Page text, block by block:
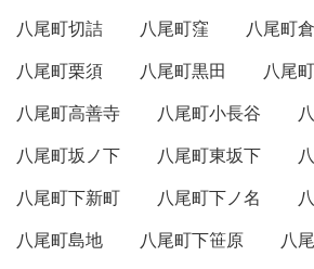
八尾町切詰
八尾町窪
八尾町
八尾町栗須
八尾町黒田
八尾
八尾町高善寺
八尾町小長谷
八尾町坂ノ下
八尾町東坂下
八尾町下新町
八尾町下ノ名
八尾町島地
八尾町下笹原
八